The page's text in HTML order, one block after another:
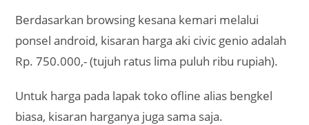
Berdasarkan browsing kesana kemari melalui
ponsel android, kisaran harga aki civic genio adalah
Rp. 750.000,- (tujuh ratus lima puluh ribu rupiah).
Untuk harga pada lapak toko ofline alias bengkel
biasa, kisaran harganya juga sama saja.